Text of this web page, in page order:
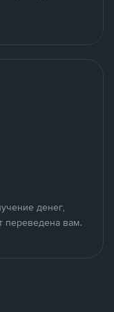
денег,
переведена вам.